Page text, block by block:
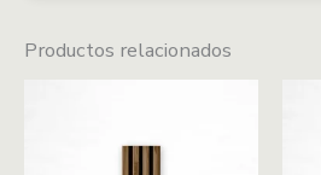
Productos relacionados